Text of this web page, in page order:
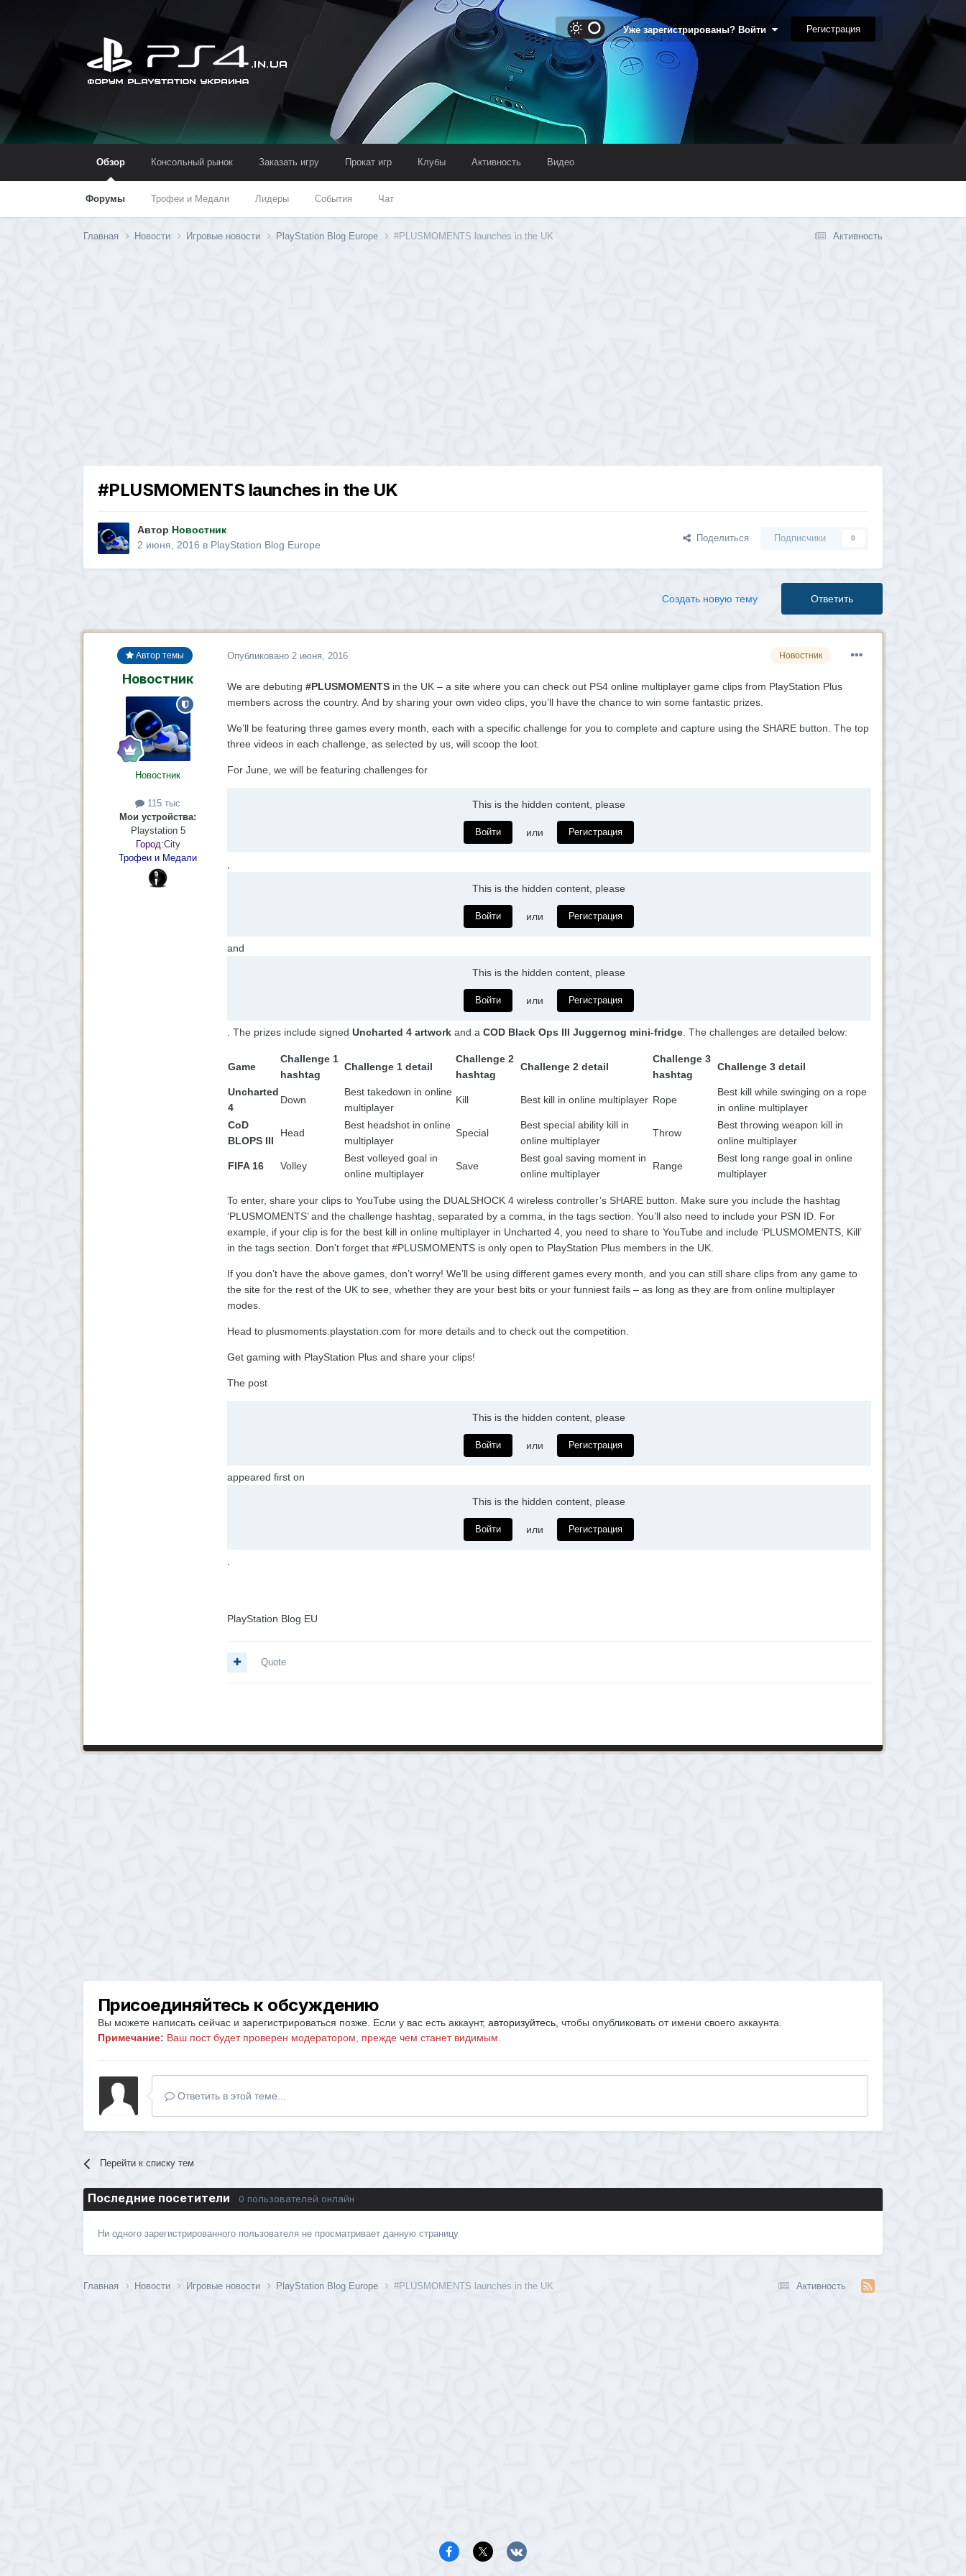
Уже зарегистрированы? Войти Регистрация
Обзор
Форумы Трофеи и Медали Лидеры События Чат
Консольный рынок Заказать игру Прокат игр Клубы Активность Видео
Активность
Главная Новости Игровые новости PlayStation Blog Europe #PLUSMOMENTS launches in the UK
#PLUSMOMENTS launches in the UK
Автор Новостник
2 июня, 2016 в PlayStation Blog Europe
Поделиться Подписчики 0
Ответить
Создать новую тему
Автор темы
Новостник
Новостник
115 тыс
Мои устройства:
Playstation 5
Город:City
Трофеи и Медали
Новостник
Опубликовано 2 июня, 2016
We are debuting #PLUSMOMENTSin the UK – a site where you can check out PS4 online multiplayer game clips from PlayStation Plus
members across the country. And by sharing your own video clips, you’ll have the chance to win some fantastic prizes.
We’ll be featuring three games every month, each with a specific challenge for you to complete and capture using the SHARE button. The top
three videos in each challenge, as selected by us, will scoop the loot.
For June, we will be featuring challenges for
This is the hidden content, please
Войти или Регистрация
,
This is the hidden content, please
Войти или Регистрация
and
This is the hidden content, please
Войти или Регистрация
. The prizes include signed Uncharted 4 artworkand a COD Black Ops III Juggernog mini-fridge. The challenges are detailed below:
Game
Challenge 1
hashtag
Challenge 1 detail
Challenge 2
hashtag
Challenge 2 detail
Challenge 3
hashtag
Challenge 3 detail
Uncharted
4
Down
Best takedown in online
multiplayer
Kill Best kill in online multiplayer Rope
Best kill while swinging on a rope
in online multiplayer
CoD
BLOPS III
Head
Best headshot in online
multiplayer
Special
Best special ability kill in
online multiplayer
Throw
Best throwing weapon kill in
online multiplayer
FIFA 16 Volley
Best volleyed goal in
online multiplayer
Save
Best goal saving moment in
online multiplayer
Range
Best long range goal in online
multiplayer
To enter, share your clips to YouTube using the DUALSHOCK 4 wireless controller’s SHARE button. Make sure you include the hashtag
‘PLUSMOMENTS’ and the challenge hashtag, separated by a comma, in the tags section. You’ll also need to include your PSN ID. For
example, if your clip is for the best kill in online multiplayer in Uncharted 4, you need to share to YouTube and include ‘PLUSMOMENTS, Kill’
in the tags section. Don’t forget that #PLUSMOMENTS is only open to PlayStation Plus members in the UK.
If you don’t have the above games, don’t worry! We’ll be using different games every month, and you can still share clips from any game to
the site for the rest of the UK to see, whether they are your best bits or your funniest fails – as long as they are from online multiplayer
modes.
Head to plusmoments.playstation.com for more details and to check out the competition.
Get gaming with PlayStation Plus and share your clips!
The post
This is the hidden content, please
Войти или Регистрация
appeared first on
This is the hidden content, please
Войти или Регистрация
.
PlayStation Blog EU
Quote
Присоединяйтесь к обсуждению
Вы можете написать сейчас и зарегистрироваться позже. Если у вас есть аккаунт, авторизуйтесь, чтобы опубликовать от имени своего аккаунта.
Примечание: Ваш пост будет проверен модератором, прежде чем станет видимым.
Ответить в этой теме...
Перейти к списку тем
Последние посетители 0 пользователей онлайн
Ни одного зарегистрированного пользователя не просматривает данную страницу
Активность
Главная Новости Игровые новости PlayStation Blog Europe #PLUSMOMENTS launches in the UK